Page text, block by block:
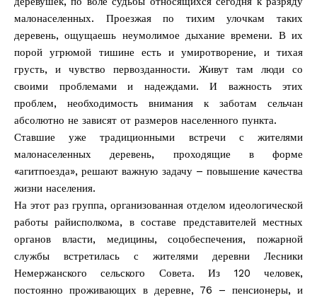
малонаселенных. Проезжая по тихим улочкам таких
деревень, ощущаешь неумолимое дыхание времени. В их
порой угрюмой тишине есть и умиротворение, и тихая
грусть, и чувство первозданности. Живут там люди со
своими проблемами и надеждами. И важность этих
проблем, необходимость внимания к заботам сельчан
абсолютно не зависят от размеров населенного пункта.
Ставшие уже традиционными встречи с жителями
малонаселенных деревень, проходящие в форме
«агитпоезда», решают важную задачу – повышение качества
жизни населения.
На этот раз группа, организованная отделом идеологической
работы райисполкома, в составе представителей местных
органов власти, медицины, соцобеспечения, пожарной
службы встретилась с жителями деревни Лесники
Немержанского сельского Совета. Из 120 человек,
постоянно проживающих в деревне, 76 – пенсионеры, и